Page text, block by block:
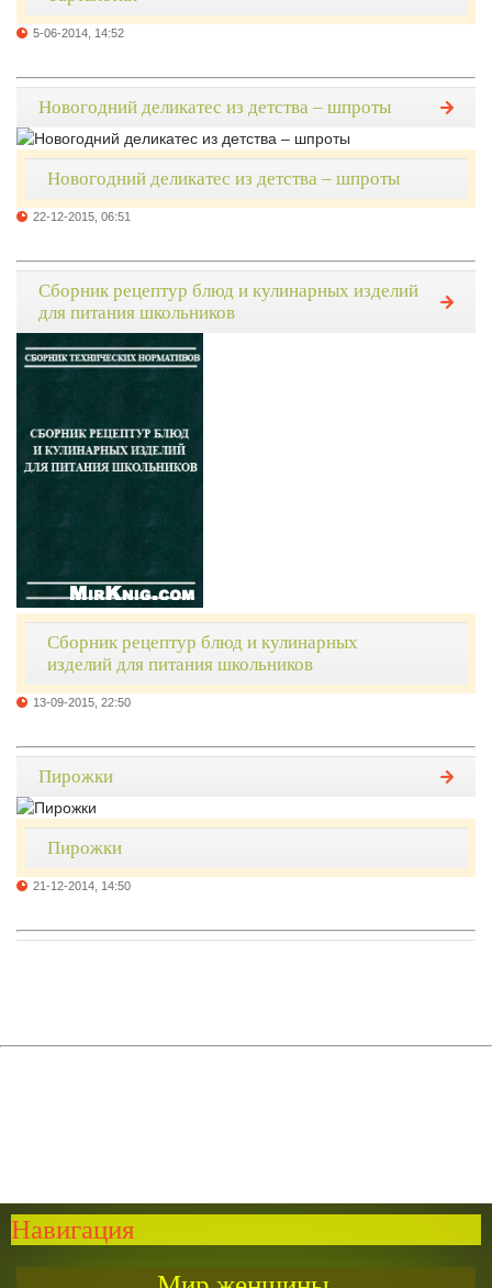
5-06-2014, 14:52
Новогодний деликатес из детства – шпроты
Новогодний деликатес из детства – шпроты
22-12-2015, 06:51
Сборник рецептур блюд и кулинарных изделий
для питания школьников
Сборник рецептур блюд и кулинарных
изделий для питания школьников
13-09-2015, 22:50
Пирожки
Пирожки
21-12-2014, 14:50
Навигация